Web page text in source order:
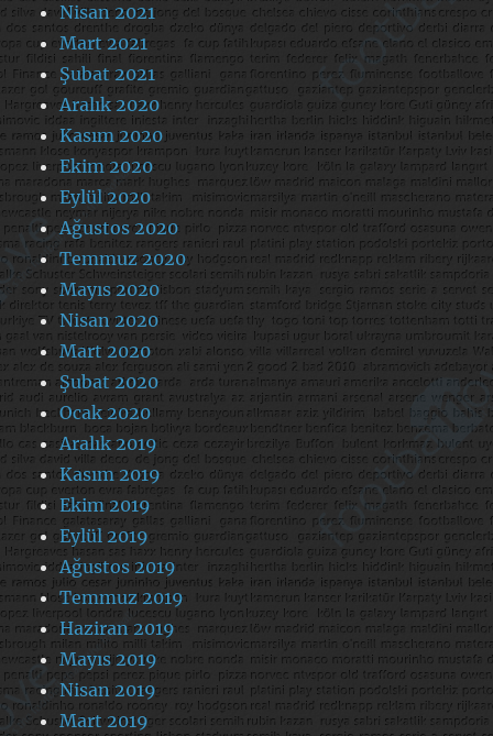
Nisan 2021
Mart 2021
Şubat 2021
Aralık 2020
Kasım 2020
Ekim 2020
Eylül 2020
Ağustos 2020
Temmuz 2020
Mayıs 2020
Nisan 2020
Mart 2020
Şubat 2020
Ocak 2020
Aralık 2019
Kasım 2019
Ekim 2019
Eylül 2019
Ağustos 2019
Temmuz 2019
Haziran 2019
Mayıs 2019
Nisan 2019
Mart 2019